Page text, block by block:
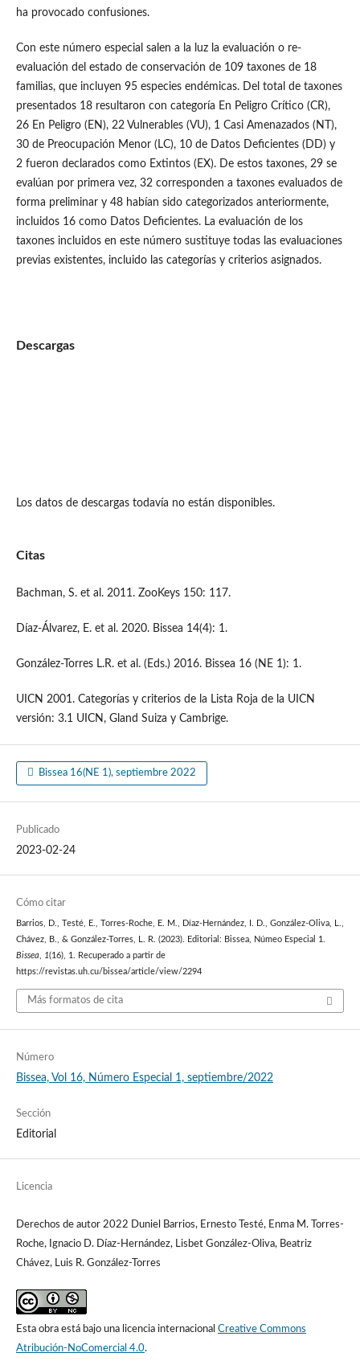
ha provocado confusiones.
Con este número especial salen a la luz la evaluación o re-
evaluación del estado de conservación de 109 taxones de 18
familias, que incluyen 95 especies endémicas. Del total de taxones
presentados 18 resultaron con categoría En Peligro Crítico (CR),
26 En Peligro (EN), 22 Vulnerables (VU), 1 Casi Amenazados (NT),
30 de Preocupación Menor (LC), 10 de Datos Deficientes (DD) y
2 fueron declarados como Extintos (EX). De estos taxones, 29 se
evalúan por primera vez, 32 corresponden a taxones evaluados de
forma preliminar y 48 habían sido categorizados anteriormente,
incluidos 16 como Datos Deficientes. La evaluación de los
taxones incluidos en este número sustituye todas las evaluaciones
previas existentes, incluido las categorías y criterios asignados.
Descargas
Los datos de descargas todavía no están disponibles.
Citas
Bachman, S. et al. 2011. ZooKeys 150: 117.
Díaz-Álvarez, E. et al. 2020. Bissea 14(4): 1.
González-Torres L.R. et al. (Eds.) 2016. Bissea 16 (NE 1): 1.
UICN 2001. Categorías y criterios de la Lista Roja de la UICN
versión: 3.1 UICN, Gland Suiza y Cambrige.
Bissea 16(NE 1), septiembre 2022
Publicado
2023-02-24
Cómo citar
Barrios, D., Testé, E., Torres-Roche, E. M., Díaz-Hernández, I. D., González-Oliva, L.,
Chávez, B., & González-Torres, L. R. (2023). Editorial: Bissea, Númeo Especial 1.
Bissea, 1(16), 1. Recuperado a partir de
https://revistas.uh.cu/bissea/article/view/2294
Más formatos de cita
Número
Bissea, Vol 16, Número Especial 1, septiembre/2022
Sección
Editorial
Licencia
Derechos de autor 2022 Duniel Barrios, Ernesto Testé, Enma M. Torres-
Roche, Ignacio D. Díaz-Hernández, Lisbet González-Oliva, Beatriz
Chávez, Luis R. González-Torres
Esta obra está bajo una licencia internacional Creative Commons
Atribución-NoComercial 4.0.